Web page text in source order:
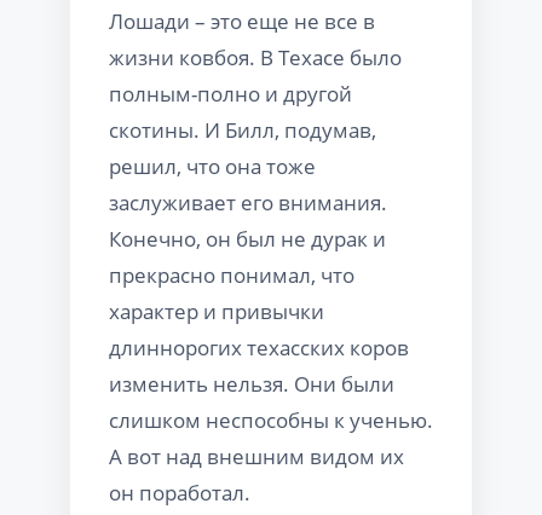
Лошади – это еще не все в
жизни ковбоя. В Техасе было
полным-полно и другой
скотины. И Билл, подумав,
решил, что она тоже
заслуживает его внимания.
Конечно, он был не дурак и
прекрасно понимал, что
характер и привычки
длиннорогих техасских коров
изменить нельзя. Они были
слишком неспособны к ученью.
А вот над внешним видом их
он поработал.